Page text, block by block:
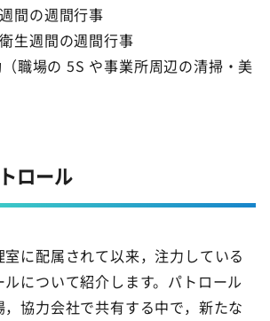
の週間行事
週間の週間行事
場の 5S や事業所周辺の清掃・美
ロール
に配属されて以来，注力している
について紹介します。パトロール
協力会社で共有する中で，新たな